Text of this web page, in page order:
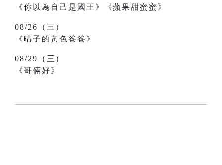
《你以為自己是國王》《蘋果甜蜜蜜》
08/26（三）
《晴子的黃色爸爸》
08/29（三）
《哥倆好》